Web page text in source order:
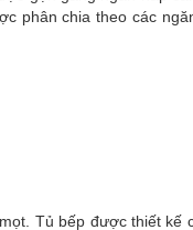
phân chia theo các
Tủ bếp được thiết kế